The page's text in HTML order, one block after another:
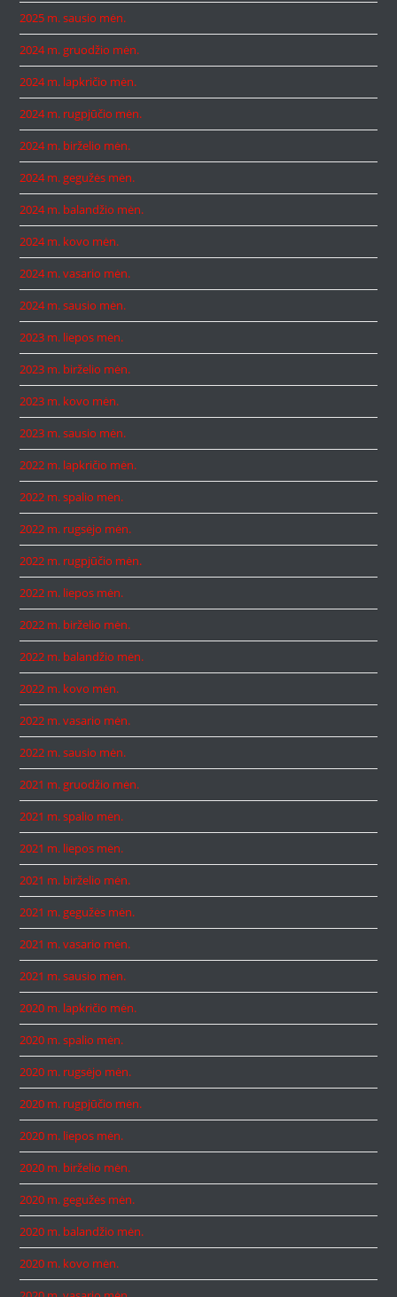
2025 m. sausio mėn.
2024 m. gruodžio mėn.
2024 m. lapkričio mėn.
2024 m. rugpjūčio mėn.
2024 m. birželio mėn.
2024 m. gegužės mėn.
2024 m. balandžio mėn.
2024 m. kovo mėn.
2024 m. vasario mėn.
2024 m. sausio mėn.
2023 m. liepos mėn.
2023 m. birželio mėn.
2023 m. kovo mėn.
2023 m. sausio mėn.
2022 m. lapkričio mėn.
2022 m. spalio mėn.
2022 m. rugsėjo mėn.
2022 m. rugpjūčio mėn.
2022 m. liepos mėn.
2022 m. birželio mėn.
2022 m. balandžio mėn.
2022 m. kovo mėn.
2022 m. vasario mėn.
2022 m. sausio mėn.
2021 m. gruodžio mėn.
2021 m. spalio mėn.
2021 m. liepos mėn.
2021 m. birželio mėn.
2021 m. gegužės mėn.
2021 m. vasario mėn.
2021 m. sausio mėn.
2020 m. lapkričio mėn.
2020 m. spalio mėn.
2020 m. rugsėjo mėn.
2020 m. rugpjūčio mėn.
2020 m. liepos mėn.
2020 m. birželio mėn.
2020 m. gegužės mėn.
2020 m. balandžio mėn.
2020 m. kovo mėn.